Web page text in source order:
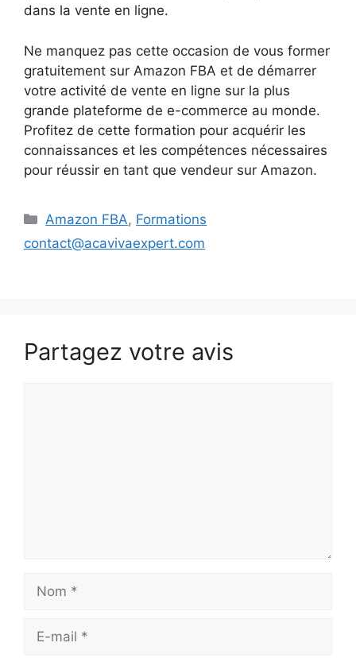
dans la vente en ligne.
Ne manquez pas cette occasion de vous former
gratuitement sur Amazon FBA et de démarrer
votre activité de vente en ligne sur la plus
grande plateforme de e-commerce au monde.
Profitez de cette formation pour acquérir les
connaissances et les compétences nécessaires
pour réussir en tant que vendeur sur Amazon.
Catégories
Amazon FBA, Formations
contact@acavivaexpert.com
Partagez votre avis
Nom